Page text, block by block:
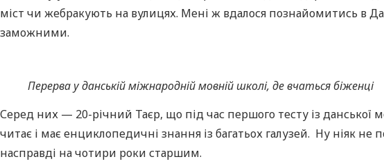
міст чи жебракують на вулицях. Мені ж вдалося познайомитись в
заможними.
Перерва у данській міжнародній мовній школі, де вчаться біженці
Серед них — 20-річний Таєр, що під час першого тесту із
читає і має енциклопедичні знання із багатьох галузей. Ну ніяк
насправді на чотири роки старшим.